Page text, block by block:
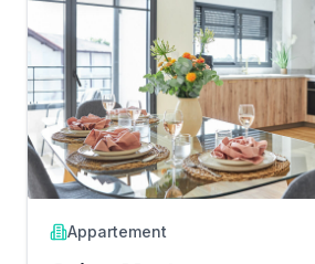
Appartement